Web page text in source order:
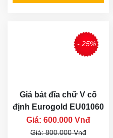
- 25%
Giá bát đĩa chữ V cố
định Eurogold EU01060
Giá: 600.000 Vnđ
Giá: 800.000 Vnđ